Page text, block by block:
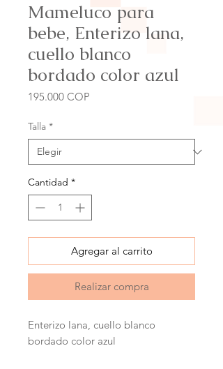
Mameluco para
bebe, Enterizo lana,
cuello blanco
bordado color azul
195.000 COP
Talla *
Cantidad *
Agregar al carrito
Realizar compra
Enterizo lana, cuello blanco
bordado color azul